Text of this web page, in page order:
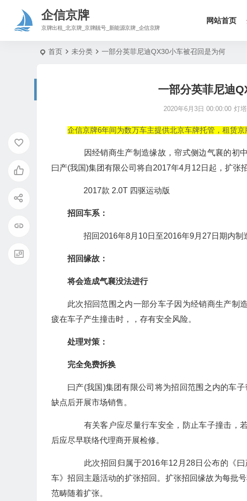
企信京牌
京牌出租_北京牌_京牌靓号_新能源京牌_企信京牌
网站首页
首页 未分类 一部分英菲尼迪QX30小车被召回是为何
一部分英菲尼迪
2020年6月3日 00:00:00 灯塔
企信京牌6年间为数万车主提供北京车牌托管，租赁京
因经销商生产制造缘故，帘式侧边气襄的初中
曰产(我国)集团有限公司将自2017年4月12日起，扩张
2017款 2.0T 四驱运动版
招回车系：
招回2016年8月10日至2016年9月27日期内制
招回缘故：
将会造成气襄没法进行
此次招回范围之内一部分车子因为经销商生产制
疲在车子产生撞击时，，存有安全风险。
处理对策：
完全免费拆换
曰产(我国)集团有限公司将为招回范围之内的车
缺点后开展市场销售。
有关客户应尽量行车安全，防止车子撞击，若
后应尽早联络代理商开展检修。
此次招回归属于2016年12月28日公布的《曰
车》招回主题活动的扩张招回。扩张招回缘故为每批
范畴随着扩张。